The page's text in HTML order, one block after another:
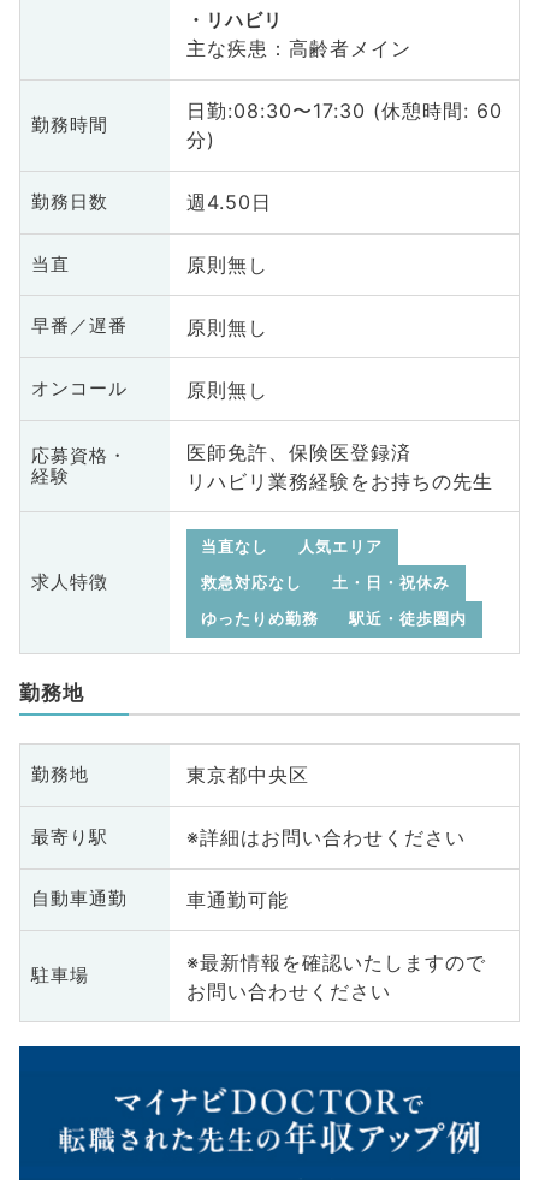
リハビリ
主な疾患：高齢者メイン
勤務時間
日勤:08:30〜17:30 (休憩時間: 60
分)
勤務日数 週4.50日
当直 原則無し
早番／遅番 原則無し
オンコール 原則無し
応募資格・
経験
医師免許、保険医登録済
リハビリ業務経験をお持ちの先生
求人特徴
当直なし
人気エリア
救急対応なし
土・日・祝休み
ゆったりめ勤務
駅近・徒歩圏内
勤務地
勤務地 東京都中央区
最寄り駅 ※詳細はお問い合わせください
自動車通勤 車通勤可能
駐車場
※最新情報を確認いたしますので
お問い合わせください